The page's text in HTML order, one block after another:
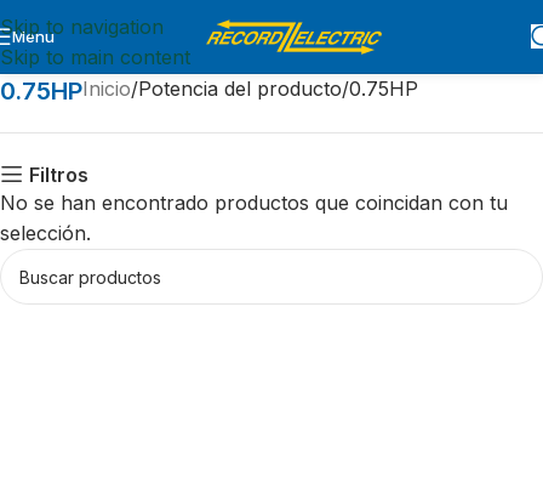
Skip to navigation
Skip to main content
Menu
0.75HPInicio Potencia del producto 0.75HP
Filtros
No se han encontrado productos que coincidan con tu
selección.